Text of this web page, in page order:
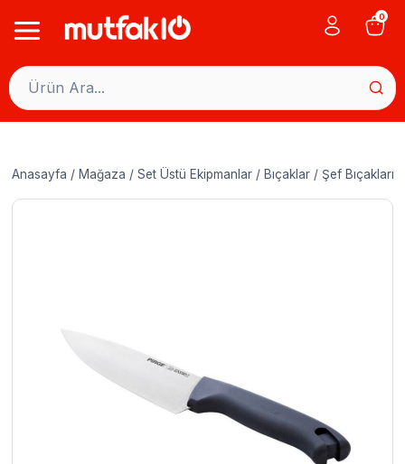
0
Anasayfa / Mağaza / Set Üstü Ekipmanlar / Bıçaklar / Şef Bıçakları